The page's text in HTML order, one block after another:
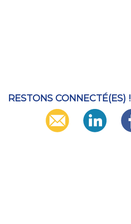
RESTONS CONNECTÉ(ES) !